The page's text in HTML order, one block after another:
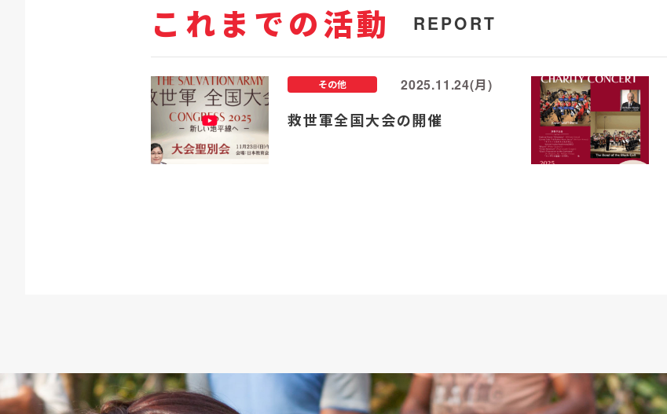
これまでの活動 REPORT
救世軍全国大会の開催
その他 2025.11.24(月)